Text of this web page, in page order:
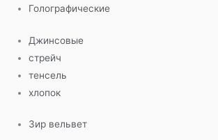
Голографические
Джинсовые
стрейч
тенсель
хлопок
Зир вельвет